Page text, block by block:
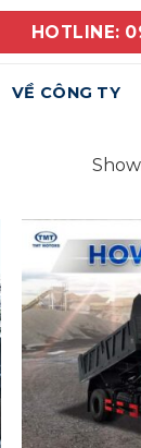
HOTLINE:
VỀ CÔNG TY